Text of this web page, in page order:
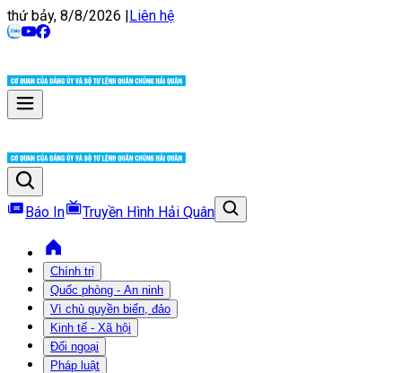
thứ bảy, 8/8/2026 |Liên hệ
Báo In Truyền Hình Hải Quân
Chính trị
Quốc phòng - An ninh
Vì chủ quyền biển, đảo
Kinh tế - Xã hội
Đối ngoại
Pháp luật